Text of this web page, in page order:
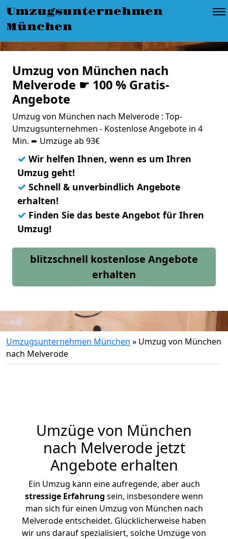
Umzugsunternehmen
München
Umzug von München nach
Melverode ☛ 100 % Gratis-
Angebote
Umzug von München nach Melverode : Top-
Umzugsunternehmen - Kostenlose Angebote in 4
Min. ➨ Umzüge ab 93€
✓ Wir helfen Ihnen, wenn es um Ihren
Umzug geht!
✓ Schnell & unverbindlich Angebote
erhalten!
✓ Finden Sie das beste Angebot für Ihren
Umzug!
blitzschnell kostenlose Angebote
erhalten
Umzugsunternehmen München » Umzug von München
nach Melverode
Umzüge von München
nach Melverode jetzt
Angebote erhalten
Ein Umzug kann eine aufregende, aber auch
stressige Erfahrung sein, insbesondere wenn
man sich für einen Umzug von München nach
Melverode entscheidet. Glücklicherweise haben
wir uns darauf spezialisiert, solche Umzüge von